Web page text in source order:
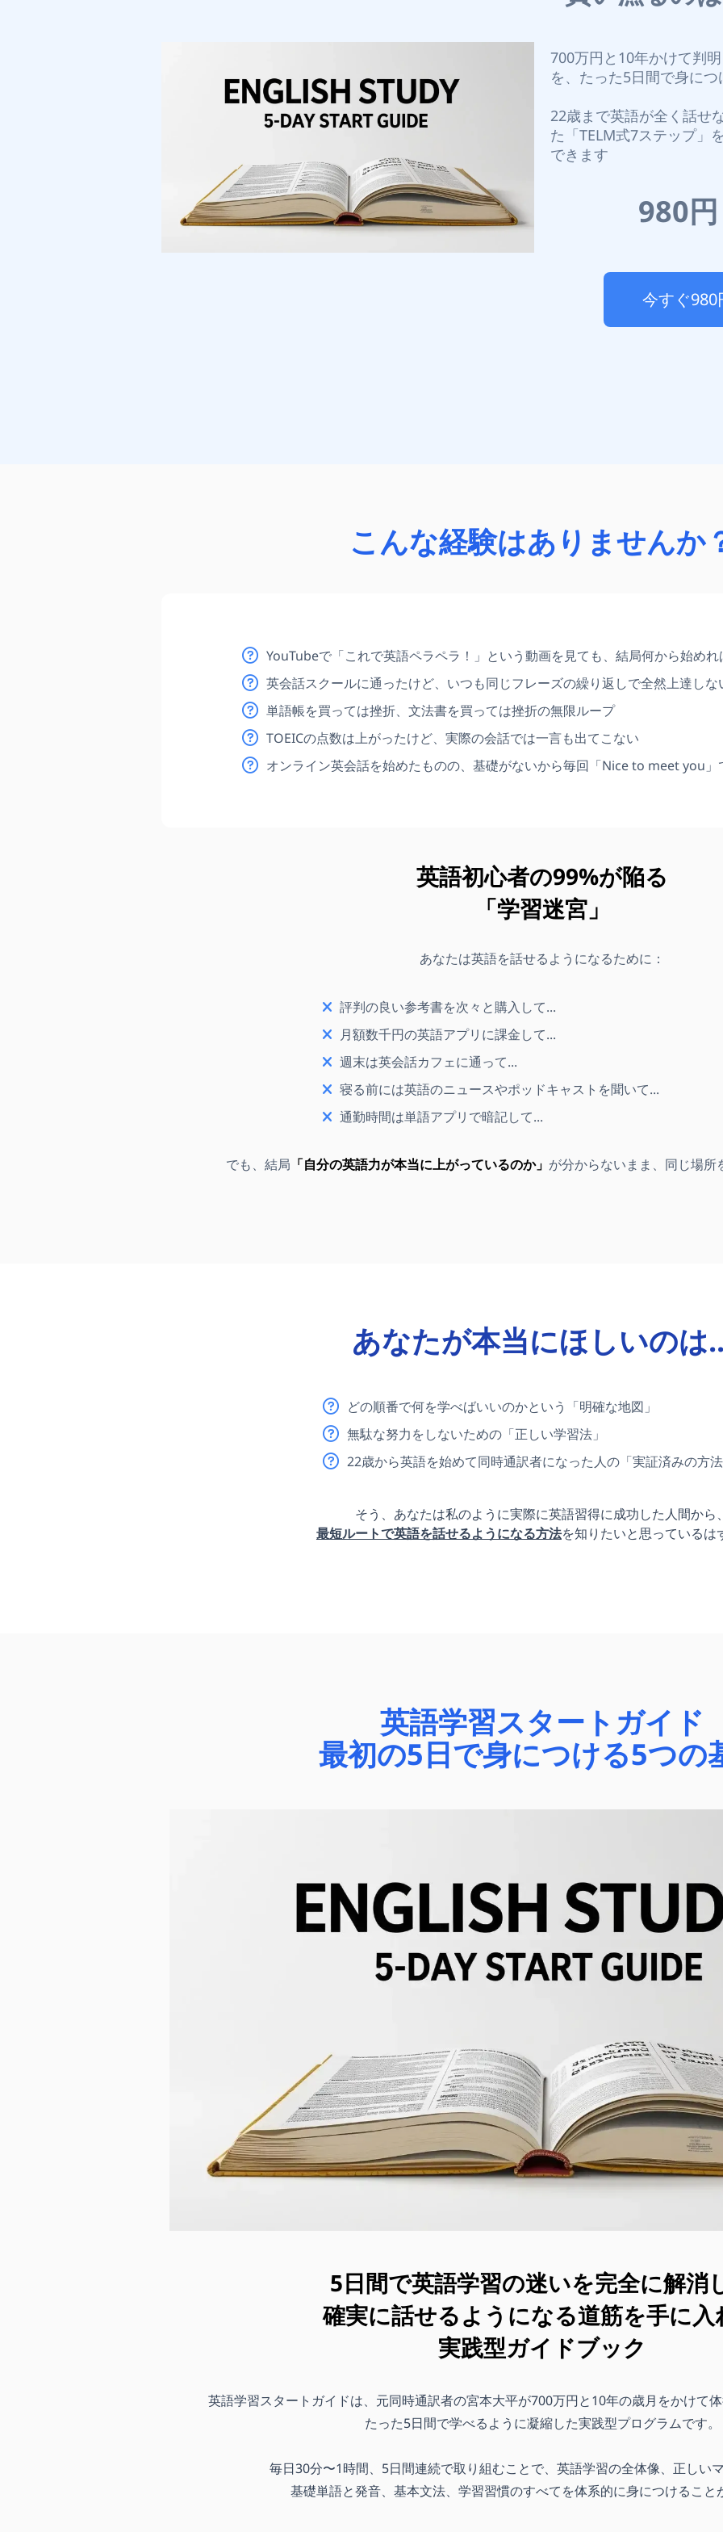
700万円と10年かけて判
を、たった5日間で身に
22歳まで英語が全く話せ
た「TELM式7ステップ」
できます
980円
今すぐ980
こんな経験はありませんか
YouTubeで「これで英語ペラペラ！」という動画を見ても、結局何から始め
英会話スクールに通ったけど、いつも同じフレーズの繰り返しで全然上達しな
単語帳を買っては挫折、文法書を買っては挫折の無限ループ
TOEICの点数は上がったけど、実際の会話では一言も出てこない
オンライン英会話を始めたものの、基礎がないから毎回「Nice to meet you」
英語初心者の99%が陥る
「学習迷宮」
あなたは英語を話せるようになるために：
評判の良い参考書を次々と購入して...
月額数千円の英語アプリに課金して...
週末は英会話カフェに通って...
寝る前には英語のニュースやポッドキャストを聞いて...
通勤時間は単語アプリで暗記して...
でも、結局 「自分の英語力が本当に上がっているのか」 が分からないまま、同じ場所
あなたが本当にほしいのは
どの順番で何を学べばいいのかという「明確な地図」
無駄な努力をしないための「正しい学習法」
22歳から英語を始めて同時通訳者になった人の「実証済みの方法
そう、あなたは私のように実際に英語習得に成功した人間から、
最短ルートで英語を話せるようになる方法を知りたいと思っているは
英語学習スタートガイド
最初の5日で身につける5つの
5日間で英語学習の迷いを完全に解消
確実に話せるようになる道筋を手に入
実践型ガイドブック
英語学習スタートガイドは、元同時通訳者の宮本大平が700万円と10年の歳月をかけて体
たった5日間で学べるように凝縮した実践型プログラムです。
毎日30分〜1時間、5日間連続で取り組むことで、英語学習の全体像、正しいマ
基礎単語と発音、基本文法、学習習慣のすべてを体系的に身につけること